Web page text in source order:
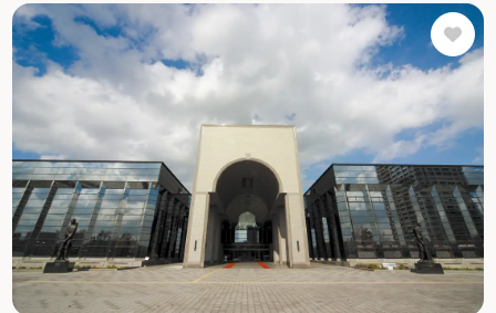
【HAWKS STORE】ホークスグッズを中心としたプロ野球
グッズをはじめ、ファン垂涎のスポーツグッズがライン
ナップされている。
【ドームツアー】大好評の「ドームツアー」では、広い
フィールドをはじめ、ブルペンや選手用ロッカールーム、
ダッグアウト、また日本一高い外野フェンスを体感したり
と、普段は立ち入ることができない場所を深見学できる。